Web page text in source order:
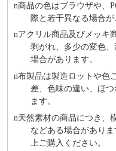
n商品の⾊はブラウザや、
際と若⼲異なる場合が
nアクリル商品及びメッキ
剥がれ、多少の変色
場合があります。
n布製品は製造ロットや色
差、色味の違い、ほ
ます。
n天然素材の商品につき、
などある場合があり
上ご購入ください。